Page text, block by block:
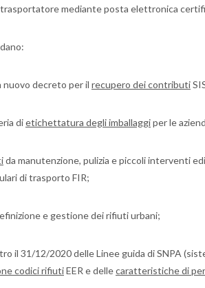
mediante posta elettronica
nuovo decreto per il recupero dei contributi
dietichettatura degli imballaggiper le
da manutenzione, pulizia e piccoli interventi
di trasporto FIR;
e gestione dei rifiuti urbani;
il 31/12/2020 delle Linee guida di SNPA
codici rifiutiEER e dellecaratteristiche di